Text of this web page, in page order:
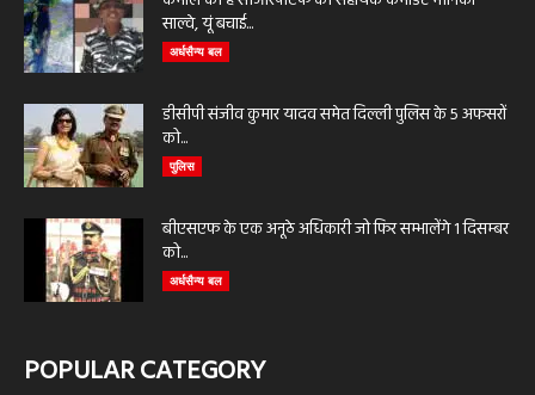
साल्वे, यूं बचाई...
अर्धसैन्य बल
डीसीपी संजीव कुमार यादव समेत दिल्ली पुलिस के 5 अफसरों
को...
पुलिस
बीएसएफ के एक अनूठे अधिकारी जो फिर सम्भालेंगे 1 दिसम्बर
को...
अर्धसैन्य बल
POPULAR CATEGORY